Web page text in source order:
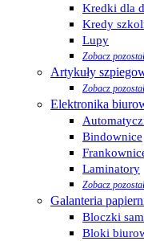
Kredki dla
Kredy
Lupy
Zobacz
Artykuły
Zobacz
Elektronika
Bindownice
Laminatory
Zobacz
Galanteria
Bloczki
Bloki